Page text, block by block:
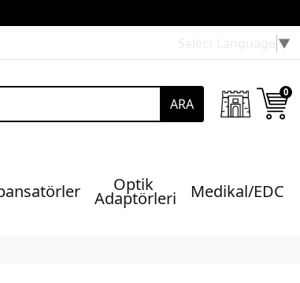
▼
ARA
0
Optik
Adaptörleri Medikal/EDC